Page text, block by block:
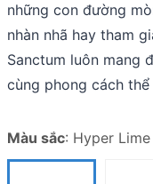
những con đường
nhàn nhã hay tham
Sanctum luôn mang
cùng phong cách
Màu sắc: Hyper Lime